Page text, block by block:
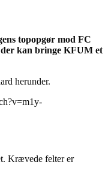
topopgør mod FC
kan bringe KFUM et
herunder.
Krævede felter er